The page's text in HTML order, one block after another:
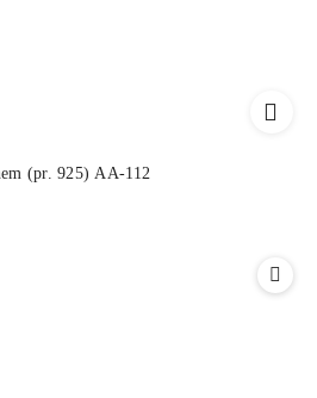
(pr. 925) AA-112